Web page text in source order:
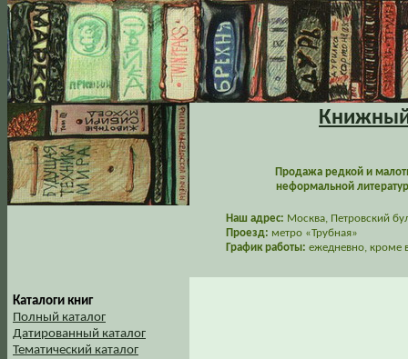
Книжный
Продажа редкой и
неформальной
Наш адрес: Москва, Петровский
Проезд: метро «Трубная»
График работы: ежедневно, кроме
Каталоги книг
Полный каталог
Датированный каталог
Тематический каталог